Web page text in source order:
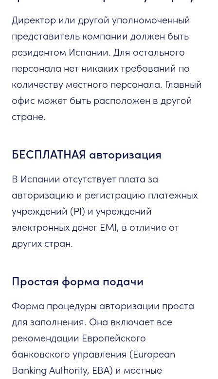
Директор или другой уполномоченный
представитель компании должен быть
резидентом Испании. Для остального
персонала нет никаких требований по
количеству местного персонала. Главный
офис может быть расположен в другой
стране.
БЕСПЛАТНАЯ авторизация
В Испании отсутствует плата за
авторизацию и регистрацию платежных
учреждений (PI) и учреждений
электронных денег EMI, в отличие от
других стран.
Простая форма подачи
Форма процедуры авторизации проста
для заполнения. Она включает все
рекомендации Европейского
банковского управления (European
Banking Authority, EBA) и местные